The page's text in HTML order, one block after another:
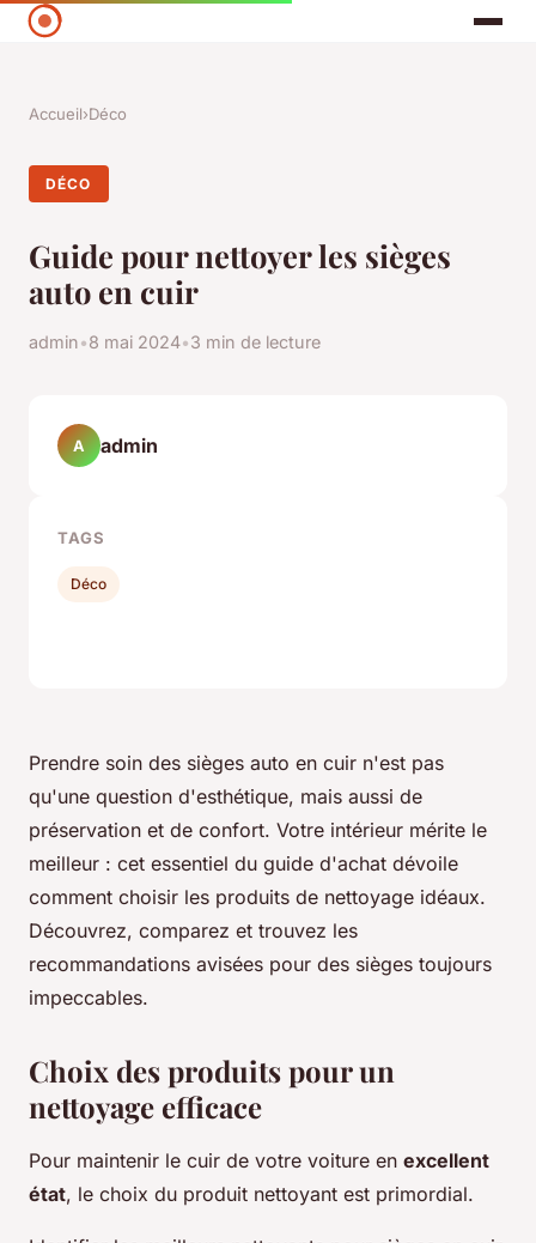
Accueil›Déco
DÉCO
Guide pour nettoyer les sièges
auto en cuir
admin•8 mai 2024•3 min de lecture
Prendre soin des sièges auto en cuir n'est pas
qu'une question d'esthétique, mais aussi de
préservation et de confort. Votre intérieur mérite le
meilleur : cet essentiel du guide d'achat dévoile
comment choisir les produits de nettoyage idéaux.
Découvrez, comparez et trouvez les
recommandations avisées pour des sièges toujours
impeccables.
Choix des produits pour un
nettoyage efficace
Pour maintenir le cuir de votre voiture en excellent
état, le choix du produit nettoyant est primordial.
A admin
TAGS
Déco